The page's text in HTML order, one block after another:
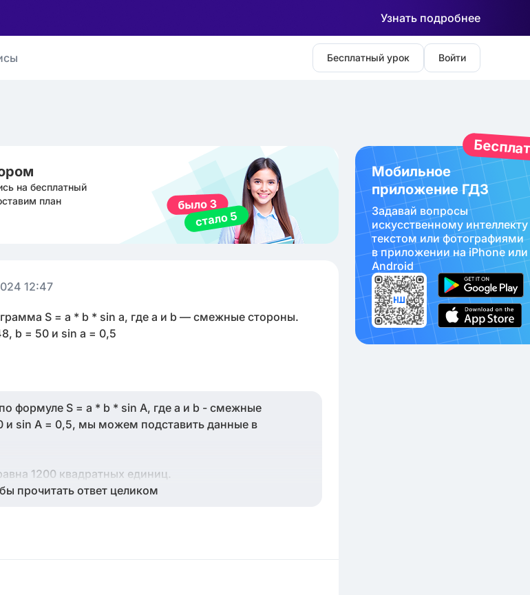
Узнать подробнее
Бесплатный урок Войти
на бесплатный
план
12:47
S = a * b * sin a, где a и b — смежные стороны.
b = 50 и sin a = 0,5
формуле S = a * b * sin A, где a и b - смежные
и sin A = 0,5, мы можем подставить данные в
1200 квадратных единиц.
прочитать ответ целиком
Мобильное
приложение ГДЗ
Задавай вопросы
искуcственному интеллекту
текстом или фотографиями
в приложении на iPhone или
Android